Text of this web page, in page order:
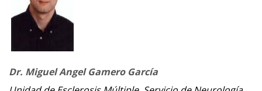
Dr. Miguel Angel Gamero García